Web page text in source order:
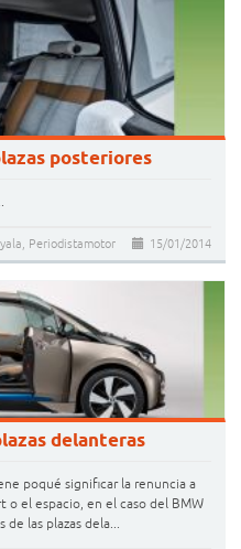
posteriores
15/01/2014
Periodistamotor
delanteras
poqué significar la renuncia a
o el espacio, en el caso del BMW
las plazas dela...